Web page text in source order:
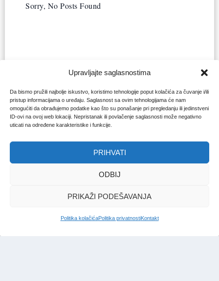
Upravljajte saglasnostima
Da bismo pružili najbolje iskustvo, koristimo tehnologije poput kolačića za čuvanje i/ili
pristup informacijama o uređaju. Saglasnost sa ovim tehnologijama će nam
omogućiti da obrađujemo podatke kao što su ponašanje pri pregledanju ili jedinstveni
ID-ovi na ovoj web lokaciji. Nepristanak ili povlačenje saglasnosti može negativno
uticati na određene karakteristike i funkcije.
PRIHVATI
ODBIJ
PRIKAŽI PODEŠAVANJA
Politika kolačićaPolitika privatnostiKontakt
Sorry, No Posts Found